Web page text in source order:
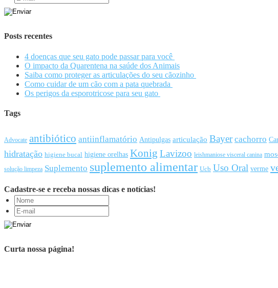
Posts recentes
4 doenças que seu gato pode passar para você
O impacto da Quarentena na saúde dos Animais
Saiba como proteger as articulações do seu cãozinho
Como cuidar de um cão com a pata quebrada
Os perigos da esporotricose para seu gato
Tags
Advocate antibiótico antiinflamatório Antipulgas articulação Bayer cachorro
hidratação higiene bucal higiene orelhas Konig Lavizoo leishmaniose visceral canina
solução limpeza Suplemento suplemento alimentar Ucb Uso Oral verme
Cadastre-se e receba nossas dicas e notícias!
Curta nossa página!